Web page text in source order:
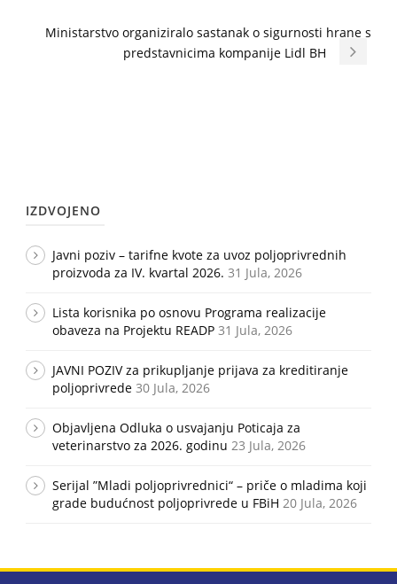
Ministarstvo organiziralo sastanak o sigurnosti hrane s
predstavnicima kompanije Lidl BH
IZDVOJENO
Javni poziv – tarifne kvote za uvoz poljoprivrednih
proizvoda za IV. kvartal 2026. 31 Jula, 2026
Lista korisnika po osnovu Programa realizacije
obaveza na Projektu READP 31 Jula, 2026
JAVNI POZIV za prikupljanje prijava za kreditiranje
poljoprivrede 30 Jula, 2026
Objavljena Odluka o usvajanju Poticaja za
veterinarstvo za 2026. godinu 23 Jula, 2026
Serijal ”Mladi poljoprivrednici“ – priče o mladima koji
grade budućnost poljoprivrede u FBiH 20 Jula, 2026